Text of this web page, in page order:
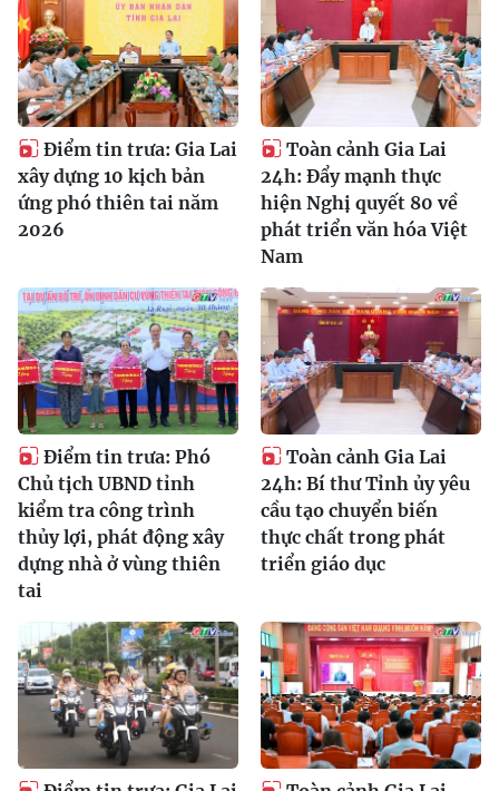
Điểm tin trưa: Gia Lai
xây dựng 10 kịch bản
ứng phó thiên tai năm
2026
Toàn cảnh Gia Lai
24h: Đẩy mạnh thực
hiện Nghị quyết 80 về
phát triển văn hóa Việt
Nam
Điểm tin trưa: Phó
Chủ tịch UBND tỉnh
kiểm tra công trình
thủy lợi, phát động xây
dựng nhà ở vùng thiên
tai
Toàn cảnh Gia Lai
24h: Bí thư Tỉnh ủy yêu
cầu tạo chuyển biến
thực chất trong phát
triển giáo dục